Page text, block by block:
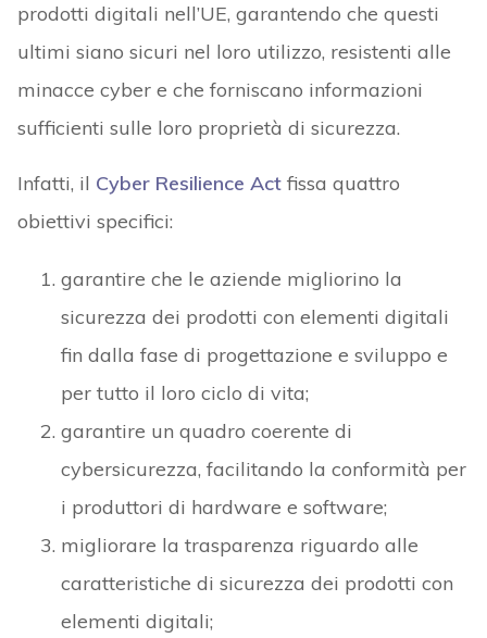
prodotti digitali nell’UE, garantendo che questi
ultimi siano sicuri nel loro utilizzo, resistenti alle
minacce cyber e che forniscano informazioni
sufficienti sulle loro proprietà di sicurezza.
Infatti, il Cyber Resilience Actfissa quattro
obiettivi specifici:
garantire che le aziende migliorino la
sicurezza dei prodotti con elementi digitali
fin dalla fase di progettazione e sviluppo e
per tutto il loro ciclo di vita;
garantire un quadro coerente di
cybersicurezza, facilitando la conformità per
i produttori di hardware e software;
migliorare la trasparenza riguardo alle
caratteristiche di sicurezza dei prodotti con
elementi digitali;